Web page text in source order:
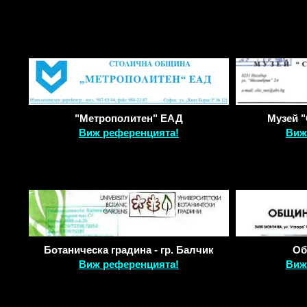
"Метрополитен" ЕАД
Виж референцията!
Музей
Ботаническа градина - гр. Балчик
Виж референцията!